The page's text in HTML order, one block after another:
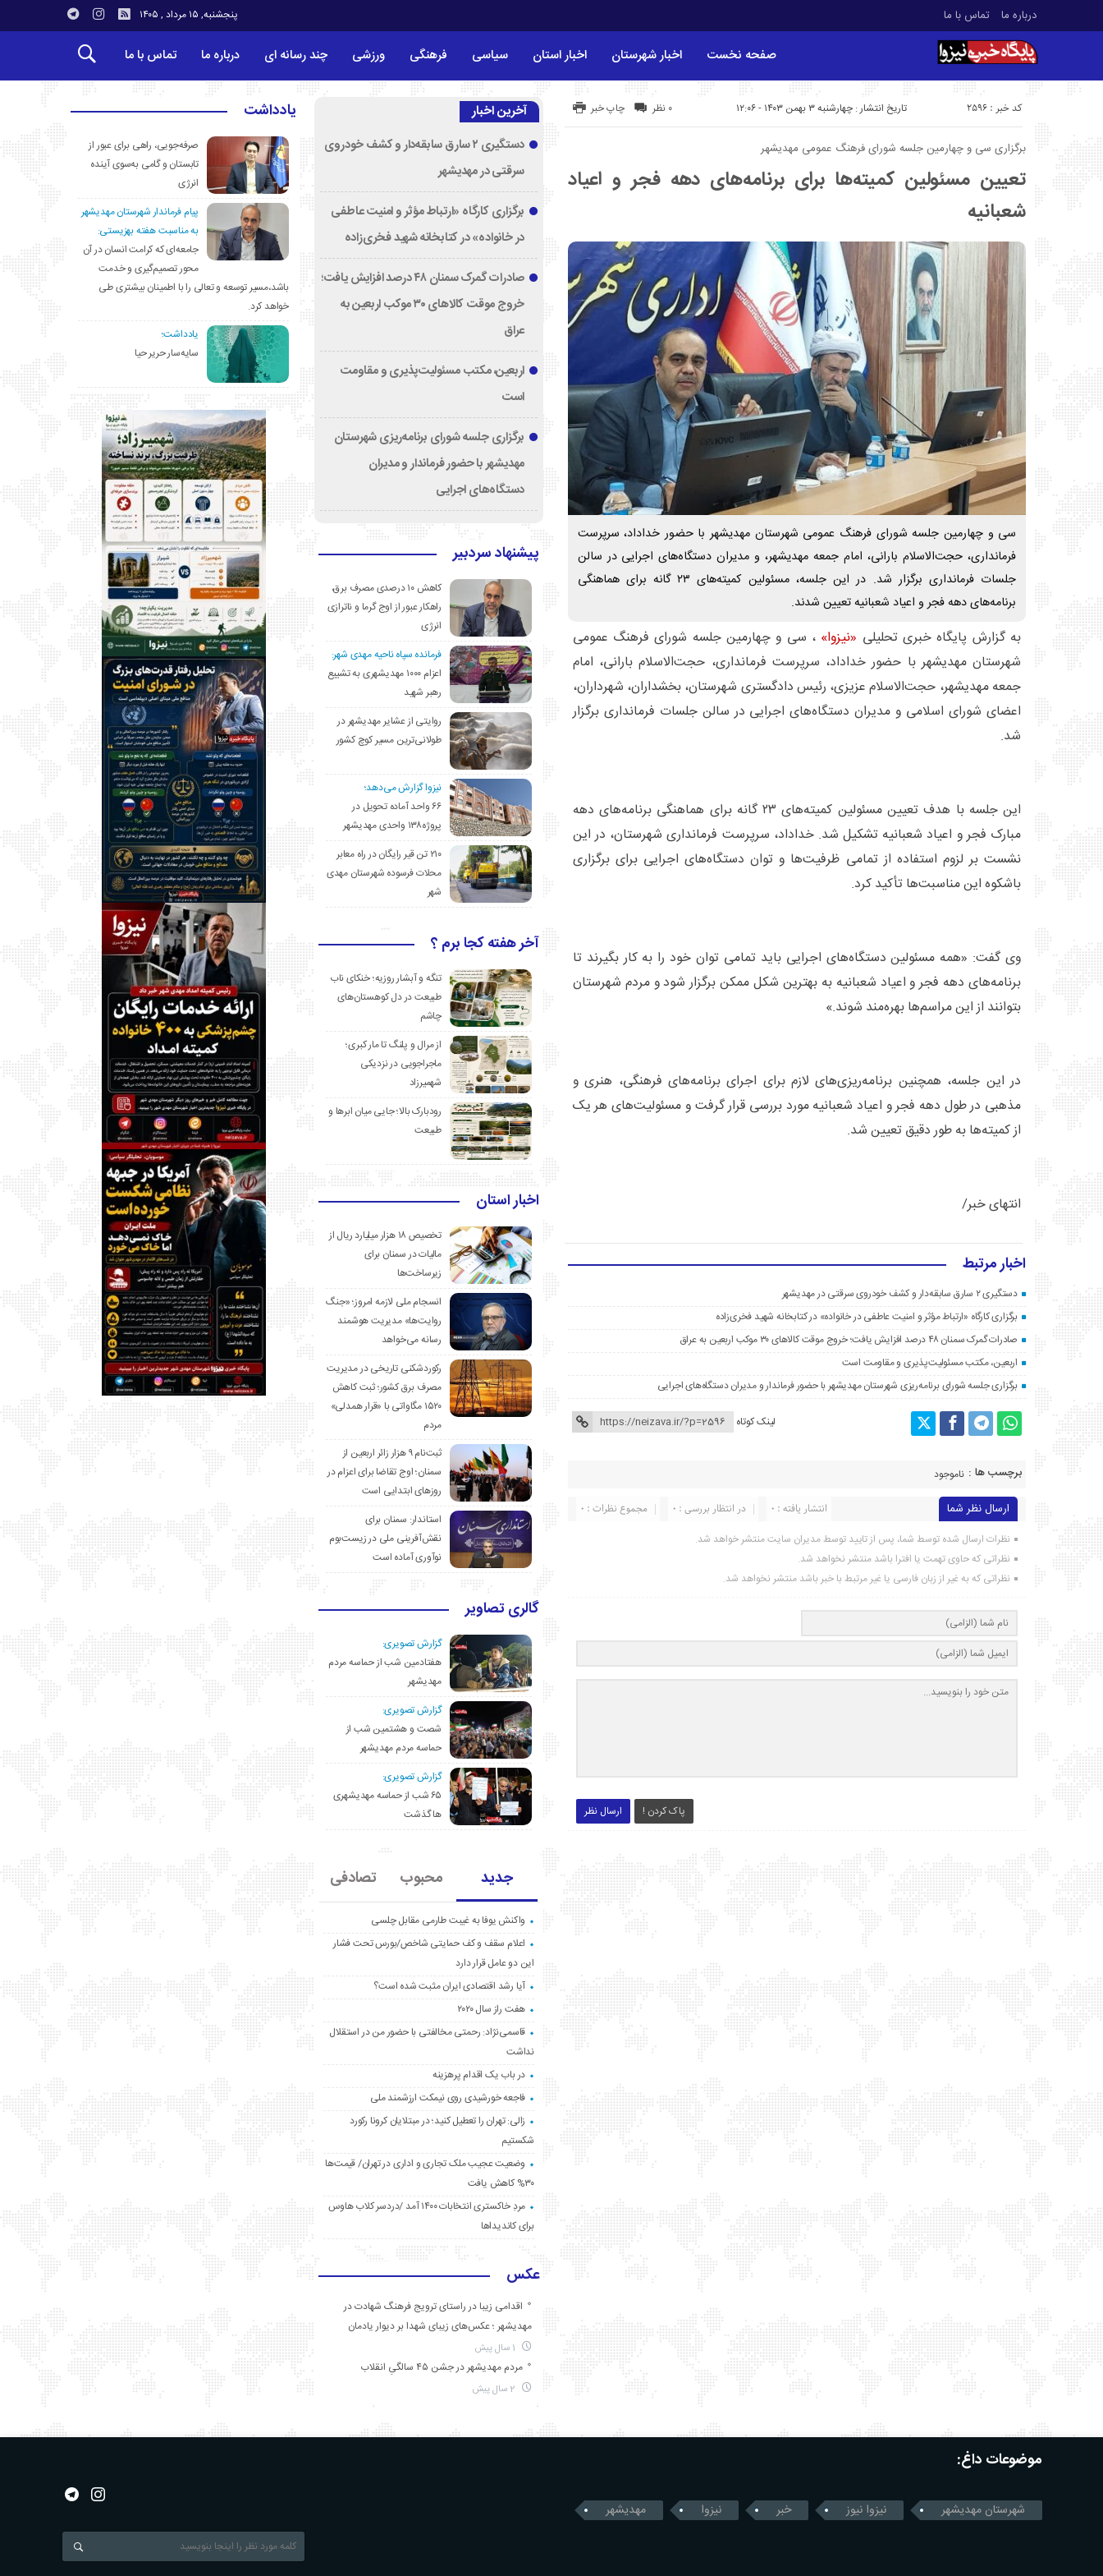
درباره ما تماس با ما پنجشنبه, ۱۵ مرداد , ۱۴۰۵
صفحه نخست اخبار شهرستان اخبار استان سیاسی فرهنگی ورزشی چند رسانه ای درباره ما تماس با ما
تاریخ انتشار : چهارشنبه ۳ بهمن ۱۴۰۳ - ۱۲:۰۶ کد خبر : 2596 چاپ خبر ۰ نظر
برگزاری سی و چهارمین جلسه شورای فرهنگ عمومی مهدیشهر
تعیین مسئولین کمیته‌ها برای برنامه‌های دهه فجر و اعیاد
شعبانیه
سی و چهارمین جلسه شورای فرهنگ عمومی شهرستان مهدیشهر با حضور خداداد، سرپرست
فرمانداری، حجت‌الاسلام بارانی، امام جمعه مهدیشهر، و مدیران دستگاه‌های اجرایی در سالن
جلسات فرمانداری برگزار شد. در این جلسه، مسئولین کمیته‌های ۲۳ گانه برای هماهنگی
برنامه‌های دهه فجر و اعیاد شعبانیه تعیین شدند.
به گزارش پایگاه خبری تحلیلی «نیزوا» ، سی و چهارمین جلسه شورای فرهنگ عمومی
شهرستان مهدیشهر با حضور خداداد، سرپرست فرمانداری، حجت‌الاسلام بارانی، امام
جمعه مهدیشهر، حجت‌الاسلام عزیزی، رئیس دادگستری شهرستان، بخشداران، شهرداران،
اعضای شورای اسلامی و مدیران دستگاه‌های اجرایی در سالن جلسات فرمانداری برگزار
شد.
این جلسه با هدف تعیین مسئولین کمیته‌های ۲۳ گانه برای هماهنگی برنامه‌های دهه
مبارک فجر و اعیاد شعبانیه تشکیل شد. خداداد، سرپرست فرمانداری شهرستان، در این
نشست بر لزوم استفاده از تمامی ظرفیت‌ها و توان دستگاه‌های اجرایی برای برگزاری
باشکوه این مناسبت‌ها تأکید کرد.
وی گفت: «همه مسئولین دستگاه‌های اجرایی باید تمامی توان خود را به کار بگیرند تا
برنامه‌های دهه فجر و اعیاد شعبانیه به بهترین شکل ممکن برگزار شود و مردم شهرستان
بتوانند از این مراسم‌ها بهره‌مند شوند.»
در این جلسه، همچنین برنامه‌ریزی‌های لازم برای اجرای برنامه‌های فرهنگی، هنری و
مذهبی در طول دهه فجر و اعیاد شعبانیه مورد بررسی قرار گرفت و مسئولیت‌های هر یک
از کمیته‌ها به طور دقیق تعیین شد.
انتهای خبر/
اخبار مرتبط
دستگیری ۲ سارق سابقه‌دار و کشف خودروی سرقتی در مهدیشهر
برگزاری کارگاه «ارتباط مؤثر و امنیت عاطفی در خانواده» در کتابخانه شهید فخری‌زاده
صادرات گمرک سمنان ۴۸ درصد افزایش یافت؛ خروج موقت کالاهای ۳۰ موکب اربعین به عراق
اربعین، مکتب مسئولیت‌پذیری و مقاومت است
برگزاری جلسه شورای برنامه‌ریزی شهرستان مهدیشهر با حضور فرماندار و مدیران دستگاه‌های اجرایی
لینک کوتاه
برچسب ها : ناموجود
ارسال نظر شما مجموع نظرات : 0 در انتظار بررسی : 0 انتشار یافته : ۰
نظرات ارسال شده توسط شما، پس از تایید توسط مدیران سایت منتشر خواهد شد.
نظراتی که حاوی تهمت یا افترا باشد منتشر نخواهد شد.
نظراتی که به غیر از زبان فارسی یا غیر مرتبط با خبر باشد منتشر نخواهد شد.
ارسال نظر پاک کردن !
آخرین اخبار
دستگیری ۲ سارق سابقه‌دار و کشف خودروی
سرقتی در مهدیشهر
برگزاری کارگاه «ارتباط مؤثر و امنیت عاطفی
در خانواده» در کتابخانه شهید فخری‌زاده
صادرات گمرک سمنان ۴۸ درصد افزایش یافت؛
خروج موقت کالاهای ۳۰ موکب اربعین به
عراق
اربعین، مکتب مسئولیت‌پذیری و مقاومت
است
برگزاری جلسه شورای برنامه‌ریزی شهرستان
مهدیشهر با حضور فرماندار و مدیران
دستگاه‌های اجرایی
پیشنهاد سردبیر
کاهش ۱۰ درصدی مصرف برق،
راهکار عبور از اوج گرما و ناترازی
انرژی
فرمانده سپاه ناحیه مهدی شهر:
اعزام ۱۰۰۰ مهدیشهری به تشییع
رهبر شهید
روایتی از عشایر مهدیشهر در
طولانی‌ترین مسیر کوچ کشور
نیزوا گزارش می‌دهد؛
۶۶ واحد آماده تحویل در
پروژه۱۳۸ واحدی مهدیشهر
۲۱۰ تن قیر رایگان در راه معابر
محلات فرسوده شهرستان مهدی
شهر
آخر هفته کجا برم ؟
تنگه و آبشار روزیه؛ خنکای ناب
طبیعت در دل کوهستان‌های
چاشم
از مرال و پلنگ تا مار کبری؛
ماجراجویی در نزدیکی
شهمیرزاد
رودبارک بالا؛ جایی میان ابرها و
طبیعت
اخبار استان
تخصیص ۱۸ هزار میلیارد ریال از
مالیات در سمنان برای
زیرساخت‌ها
انسجام ملی لازمه امروز؛ «جنگ
روایت‌ها» مدیریت هوشمند
رسانه می‌خواهد
رکوردشکنی تاریخی در مدیریت
مصرف برق کشور؛ ثبت کاهش
۱۵۲۰ مگاواتی با «قرار همدلی»
مردم
ثبت‌نام ۹ هزار زائر اربعین از
سمنان؛ اوج تقاضا برای اعزام در
روزهای ابتدایی است
استاندار: سمنان برای
نقش‌آفرینی ملی در زیست‌بوم
نوآوری آماده است
گالری تصاویر
گزارش تصویری:
هفتادمین شب از حماسه مردم
مهدیشهر
گزارش تصویری:
شصت و هشتمین شب از
حماسه مردم مهدیشهر
گزارش تصویری:
۶۵ شب از حماسه مهدیشهری
ها گذشت
جدید محبوب تصادفی
واکنش یوفا به غیبت طارمی مقابل چلسی
اعلام سقف و کف حمایتی شاخص/بورس تحت فشار
این دو عامل قرار دارد
آیا رشد اقتصادی ایران مثبت شده است؟
هفت راز سال ۲۰۲۰
قاسمی‌نژاد: رحمتی مخالفتی با حضور من در استقلال
نداشت
در باب یک اقدام پرهزینه
فاجعه خورشیدی روی نیمکت ارزشمند ملی
زالی: تهران را تعطیل کنید؛ در مبتلایان کرونا رکورد
شکستیم
وضعیت عجیب ملک تجاری و اداری در تهران/ قیمت‌ها
۳۰% کاهش یافت
مردِ خاکستری انتخابات ۱۴۰۰ آمد /دردسر کلاب هاوس
برای کاندیداها
عکس
اقدامی زیبا در راستای ترویج فرهنگ شهادت در
مهدیشهر ؛ عکس‌های زیبای شهدا بر دیوار یادمان
مردم مهدیشهر در جشن ۴۵ سالگیِ انقلاب
یادداشت
صرفه‌جویی، راهی برای عبور از
تابستان و گامی به‌سوی آینده
انرژی
پیام فرماندار شهرستان مهدیشهر
به مناسبت هفته بهزیستی:
جامعه‌ای که کرامت انسان در آن
محور تصمیم‌گیری و خدمت
باشد،مسیر توسعه و تعالی را با اطمینان بیشتری طی
خواهد کرد.
یادداشت؛
سایه‌سار حریر حیا
موضوعات داغ:
شهرستان مهدیشهر نیزوا نیوز خبر نیزوا مهدیشهر